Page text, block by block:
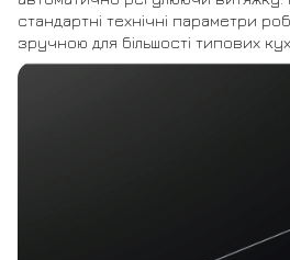
стандартні технічні параметри
зручною для більшості типових